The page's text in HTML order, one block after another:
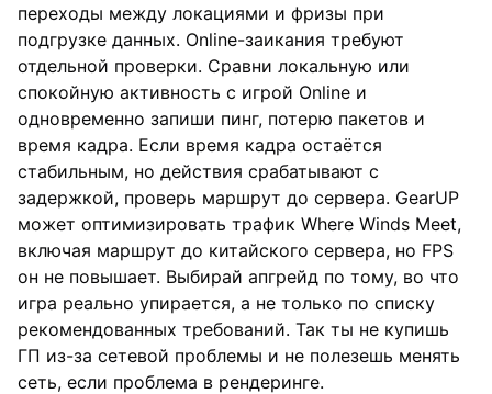
переходы между локациями и фризы при
подгрузке данных. Online-заикания требуют
отдельной проверки. Сравни локальную или
спокойную активность с игрой Online и
одновременно запиши пинг, потерю пакетов и
время кадра. Если время кадра остаётся
стабильным, но действия срабатывают с
задержкой, проверь маршрут до сервера. GearUP
может оптимизировать трафик Where Winds Meet,
включая маршрут до китайского сервера, но FPS
он не повышает. Выбирай апгрейд по тому, во что
игра реально упирается, а не только по списку
рекомендованных требований. Так ты не купишь
ГП из-за сетевой проблемы и не полезешь менять
сеть, если проблема в рендеринге.